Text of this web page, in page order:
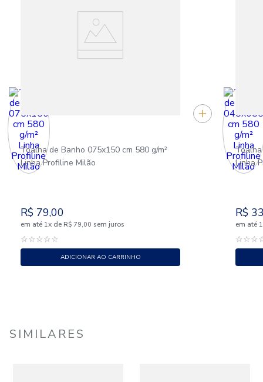
Toalha de Banho 075x150 cm 580 g/m²
Linha Profiline Milão
R$ 79,00
em até 1x de R$ 79,00 sem juros
☆☆☆☆☆
ADICIONAR AO CARRINHO
Linha
R$
em até 1
☆☆☆
SIMILARES